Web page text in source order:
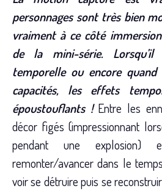
personnages sont très bien
vraiment à ce côté
de la mini-série.
temporelle ou encore
capacités, les effets
époustouflants !Entre les
décor figés (impressionnant
pendant une
remonter/avancer dans le
voir se détruire puis se